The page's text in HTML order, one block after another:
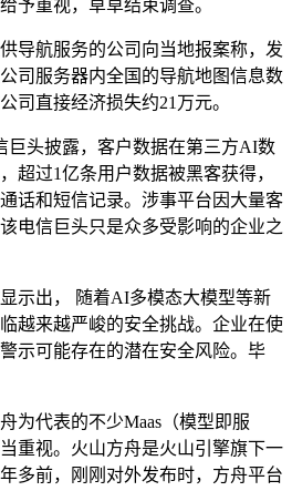
予重视，草草结束调查。
航服务的公司向当地报案称，发
司服务器内全国的导航地图信息数
司直接经济损失约21万元。
头披露，客户数据在第三方AI数
超过1亿条用户数据被黑客获得，
话和短信记录。涉事平台因大量客
电信巨头只是众多受影响的企业之
出， 随着AI多模态大模型等新
越来越严峻的安全挑战。企业在使
示可能存在的潜在安全风险。毕
代表的不少Maas（模型即服
重视。火山方舟是火山引擎旗下一
多前，刚刚对外发布时，方舟平台